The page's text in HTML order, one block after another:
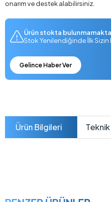
onarım ve destek alabilirsiniz.
Ürün stokta
Stok Yenilendiğinde İlk Sizin
Gelince Haber Ver
Ürün Bilgileri